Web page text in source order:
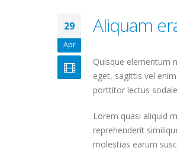
29
Apr
Aliquam
Quisque elementum
eget, sagittis vel
porttitor lectus
Lorem quasi aliquid
reprehenderit
molestias earum